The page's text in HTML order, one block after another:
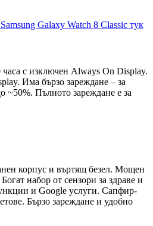
Galaxy Watch 8 Classic тук
с изключен Always On Display.
Има бързо зареждане – за
~50%. Пълното зареждане е за
корпус и въртящ безел. Мощен
набор от сензори за здраве и
и Google услуги. Сапфир-
Бързо зареждане и удобно